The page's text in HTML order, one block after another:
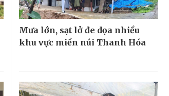
Mưa lớn, sạt lở đe dọa nhiều
khu vực miền núi Thanh Hóa